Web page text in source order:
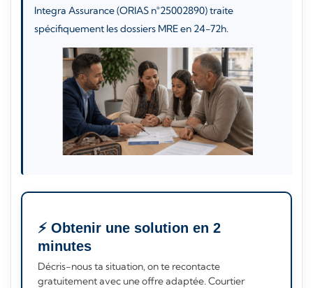
Integra Assurance (ORIAS n°25002890) traite
spécifiquement les dossiers MRE en 24-72h.
⚡ Obtenir une solution en 2
minutes
Décris-nous ta situation, on te recontacte
gratuitement avec une offre adaptée. Courtier